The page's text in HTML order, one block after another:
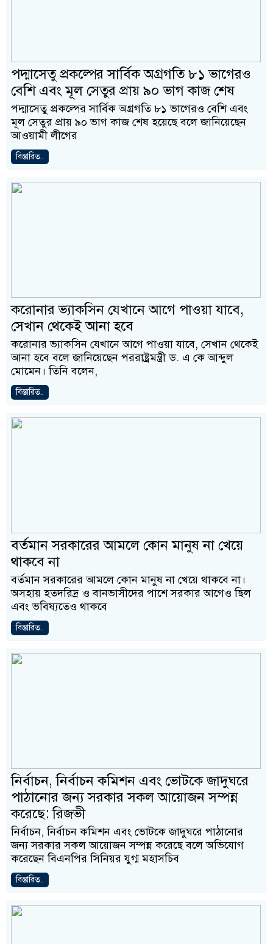
পদ্মাসেতু প্রকল্পের সার্বিক অগ্রগতি ৮১ ভাগেরও
বেশি এবং মূল সেতুর প্রায় ৯০ ভাগ কাজ শেষ
পদ্মাসেতু প্রকল্পের সার্বিক অগ্রগতি ৮১ ভাগেরও বেশি এবং
মূল সেতুর প্রায় ৯০ ভাগ কাজ শেষ হয়েছে বলে জানিয়েছেন
আওয়ামী লীগের
বিস্তারিত..
করোনার ভ্যাকসিন যেখানে আগে পাওয়া যাবে,
সেখান থেকেই আনা হবে
করোনার ভ্যাকসিন যেখানে আগে পাওয়া যাবে, সেখান থেকেই
আনা হবে বলে জানিয়েছেন পররাষ্ট্রমন্ত্রী ড. এ কে আব্দুল
মোমেন। তিনি বলেন,
বিস্তারিত..
বর্তমান সরকারের আমলে কোন মানুষ না খেয়ে
থাকবে না
বর্তমান সরকারের আমলে কোন মানুষ না খেয়ে থাকবে না।
অসহায় হতদরিদ্র ও বানভাসীদের পাশে সরকার আগেও ছিল
এবং ভবিষ্যতেও থাকবে
বিস্তারিত..
নির্বাচন, নির্বাচন কমিশন এবং ভোটকে জাদুঘরে
পাঠানোর জন্য সরকার সকল আয়োজন সম্পন্ন
করেছে: রিজভী
নির্বাচন, নির্বাচন কমিশন এবং ভোটকে জাদুঘরে পাঠানোর
জন্য সরকার সকল আয়োজন সম্পন্ন করেছে বলে অভিযোগ
করেছেন বিএনপির সিনিয়র যুগ্ম মহাসচিব
বিস্তারিত..